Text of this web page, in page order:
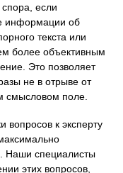
если
информации об
текста или
более объективным
Это позволяет
не в отрыве от
смысловом поле.
вопросов к эксперту
Наши специалисты
этих вопросов,